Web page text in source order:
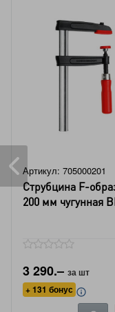
Артикул: 705000201
Струбцина F-
200 мм чугунная
3 290.– за шт
+ 131 бонус